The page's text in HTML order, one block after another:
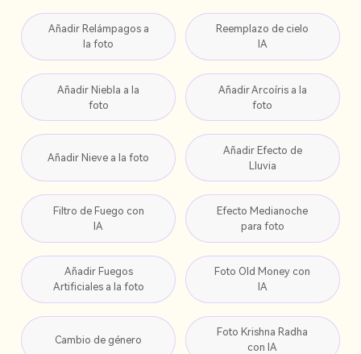
Añadir Relámpagos a
la foto
Reemplazo de cielo
IA
Añadir Niebla a la
foto
Añadir Arcoíris a la
foto
Añadir Nieve a la foto
Añadir Efecto de
Lluvia
Filtro de Fuego con
IA
Efecto Medianoche
para foto
Añadir Fuegos
Artificiales a la foto
Foto Old Money con
IA
Cambio de género
Foto Krishna Radha
con IA